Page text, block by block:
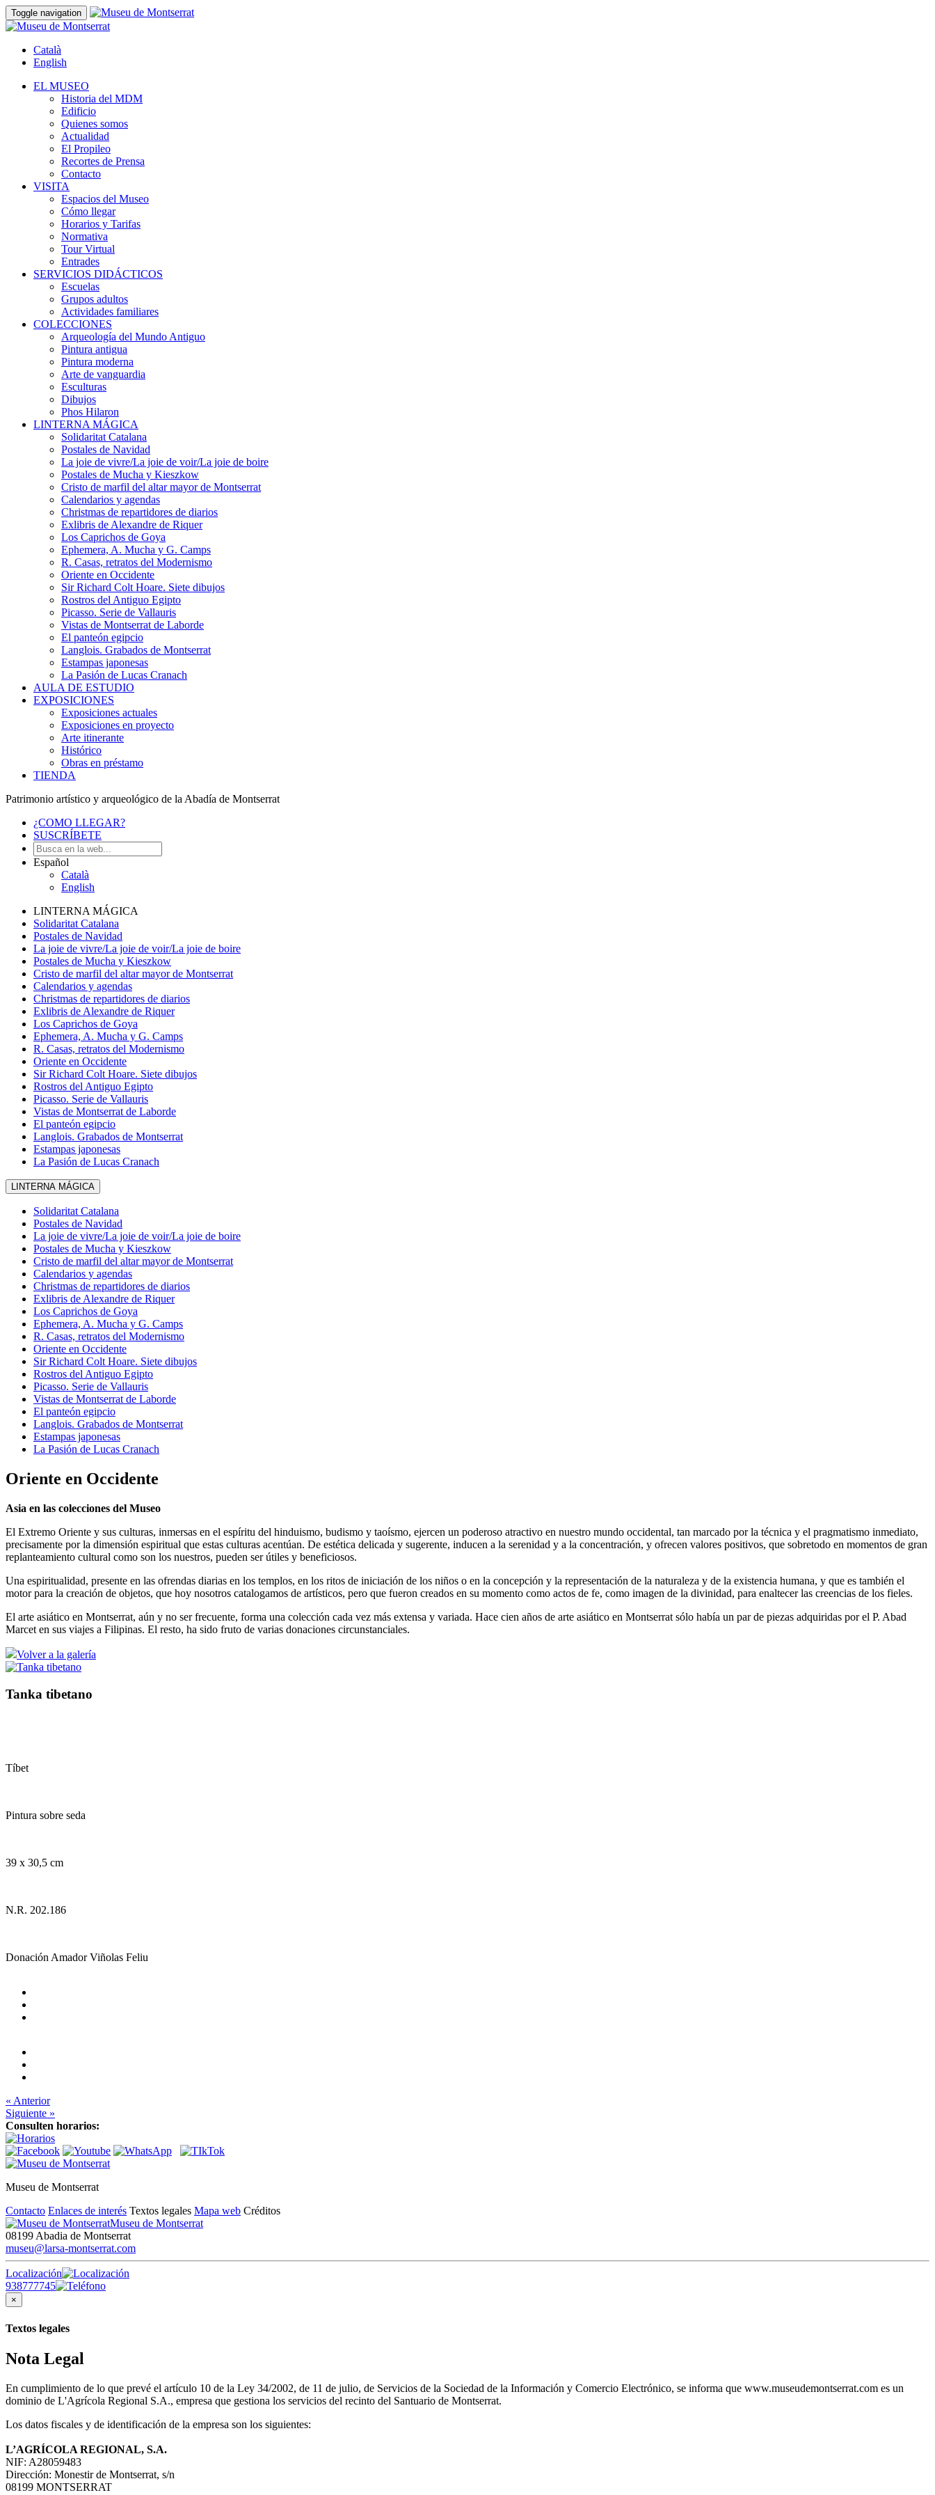
Toggle navigation
Català
English
EL MUSEO
Historia del MDM
Edificio
Quienes somos
Actualidad
El Propileo
Recortes de Prensa
Contacto
VISITA
Espacios del Museo
Cómo llegar
Horarios y Tarifas
Normativa
Tour Virtual
Entrades
SERVICIOS DIDÁCTICOS
Escuelas
Grupos adultos
Actividades familiares
COLECCIONES
Arqueología del Mundo Antiguo
Pintura antigua
Pintura moderna
Arte de vanguardia
Esculturas
Dibujos
Phos Hilaron
LINTERNA MÁGICA
Solidaritat Catalana
Postales de Navidad
La joie de vivre/La joie de voir/La joie de boire
Postales de Mucha y Kieszkow
Cristo de marfil del altar mayor de Montserrat
Calendarios y agendas
Christmas de repartidores de diarios
Exlibris de Alexandre de Riquer
Los Caprichos de Goya
Ephemera, A. Mucha y G. Camps
R. Casas, retratos del Modernismo
Oriente en Occidente
Sir Richard Colt Hoare. Siete dibujos
Rostros del Antiguo Egipto
Picasso. Serie de Vallauris
Vistas de Montserrat de Laborde
El panteón egipcio
Langlois. Grabados de Montserrat
Estampas japonesas
La Pasión de Lucas Cranach
AULA DE ESTUDIO
EXPOSICIONES
Exposiciones actuales
Exposiciones en proyecto
Arte itinerante
Histórico
Obras en préstamo
TIENDA
Patrimonio artístico y arqueológico de la Abadía de Montserrat
¿COMO LLEGAR?
SUSCRÍBETE
Español
Català
English
LINTERNA MÁGICA
Solidaritat Catalana
Postales de Navidad
La joie de vivre/La joie de voir/La joie de boire
Postales de Mucha y Kieszkow
Cristo de marfil del altar mayor de Montserrat
Calendarios y agendas
Christmas de repartidores de diarios
Exlibris de Alexandre de Riquer
Los Caprichos de Goya
Ephemera, A. Mucha y G. Camps
R. Casas, retratos del Modernismo
Oriente en Occidente
Sir Richard Colt Hoare. Siete dibujos
Rostros del Antiguo Egipto
Picasso. Serie de Vallauris
Vistas de Montserrat de Laborde
El panteón egipcio
Langlois. Grabados de Montserrat
Estampas japonesas
La Pasión de Lucas Cranach
LINTERNA MÁGICA
Solidaritat Catalana
Postales de Navidad
La joie de vivre/La joie de voir/La joie de boire
Postales de Mucha y Kieszkow
Cristo de marfil del altar mayor de Montserrat
Calendarios y agendas
Christmas de repartidores de diarios
Exlibris de Alexandre de Riquer
Los Caprichos de Goya
Ephemera, A. Mucha y G. Camps
R. Casas, retratos del Modernismo
Oriente en Occidente
Sir Richard Colt Hoare. Siete dibujos
Rostros del Antiguo Egipto
Picasso. Serie de Vallauris
Vistas de Montserrat de Laborde
El panteón egipcio
Langlois. Grabados de Montserrat
Estampas japonesas
La Pasión de Lucas Cranach
Oriente en Occidente
Asia en las colecciones del Museo
El Extremo Oriente y sus culturas, inmersas en el espíritu del hinduismo, budismo y taoísmo, ejercen un poderoso atractivo en nuestro mundo occidental, tan marcado por la técnica y el pragmatismo inmediato,
precisamente por la dimensión espiritual que estas culturas acentúan. De estética delicada y sugerente, inducen a la serenidad y a la concentración, y ofrecen valores positivos, que sobretodo en momentos de gran
replanteamiento cultural como son los nuestros, pueden ser útiles y beneficiosos.
Una espiritualidad, presente en las ofrendas diarias en los templos, en los ritos de iniciación de los niños o en la concepción y la representación de la naturaleza y de la existencia humana, y que es también el
motor para la creación de objetos, que hoy nosotros catalogamos de artísticos, pero que fueron creados en su momento como actos de fe, como imagen de la divinidad, para enaltecer las creencias de los fieles.
El arte asiático en Montserrat, aún y no ser frecuente, forma una colección cada vez más extensa y variada. Hace cien años de arte asiático en Montserrat sólo había un par de piezas adquiridas por el P. Abad
Marcet en sus viajes a Filipinas. El resto, ha sido fruto de varias donaciones circunstanciales.
Volver a la galería
Tanka tibetano
Tíbet
Pintura sobre seda
39 x 30,5 cm
N.R. 202.186
Donación Amador Viñolas Feliu
« Anterior
Siguiente »
Consulten horarios:
Museu de Montserrat
Contacto Enlaces de interés Textos legales Mapa web Créditos
Museu de Montserrat
08199 Abadia de Montserrat
museu@larsa-montserrat.com
Localización
938777745
×
Textos legales
Nota Legal
En cumplimiento de lo que prevé el artículo 10 de la Ley 34/2002, de 11 de julio, de Servicios de la Sociedad de la Información y Comercio Electrónico, se informa que www.museudemontserrat.com es un
dominio de L'Agrícola Regional S.A., empresa que gestiona los servicios del recinto del Santuario de Montserrat.
Los datos fiscales y de identificación de la empresa son los siguientes:
L’AGRÍCOLA REGIONAL, S.A.
NIF: A28059483
Dirección: Monestir de Montserrat, s/n
08199 MONTSERRAT